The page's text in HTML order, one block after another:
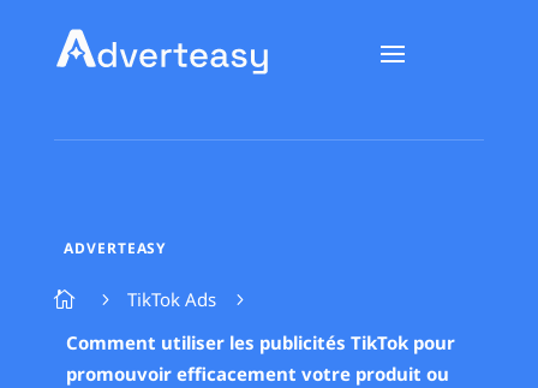
ADVERTEASY
 5 TikTok Ads 5
Comment utiliser les publicités TikTok pour
promouvoir efficacement votre produit ou